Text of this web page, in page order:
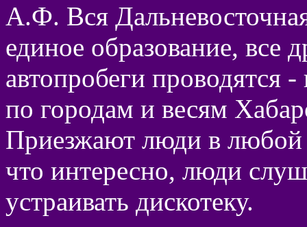
А.Ф. Вся
единое образование, все
автопробеги проводятся
по городам и весям
Приезжают люди в любой
что интересно, люди
устраивать дискотеку.